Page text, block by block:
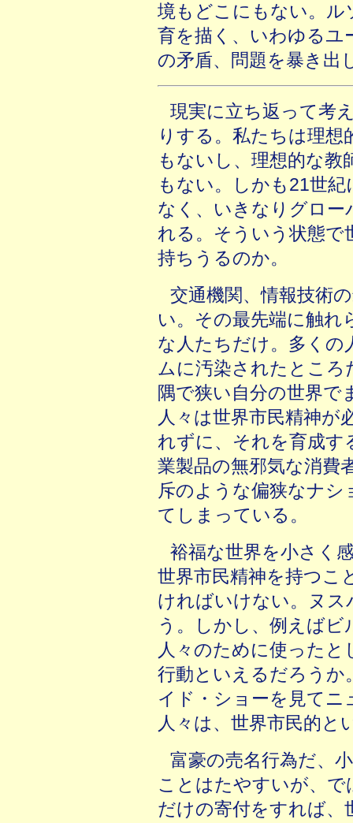
境もどこにもない。ル
育を描く、いわゆるユ
の矛盾、問題を暴き出
現実に立ち返って考
りする。私たちは理
もないし、理想的な
もない。しかも21世
なく、いきなりグロ
れる。そういう状態で
持ちうるのか。
交通機関、情報技術
い。その最先端に触れ
な人たちだけ。多く
ムに汚染されたところ
隅で狭い自分の世界で
人々は世界市民精神が
れずに、それを育成す
業製品の無邪気な消費
斥のような偏狭なナ
てしまっている。
裕福な世界を小さく
世界市民精神を持つこ
ければいけない。ヌ
う。しかし、例えば
人々のために使ったと
行動といえるだろうか
イド・ショーを見てニ
人々は、世界市民的と
富豪の売名行為だ、
ことはたやすいが、
だけの寄付をすれば、